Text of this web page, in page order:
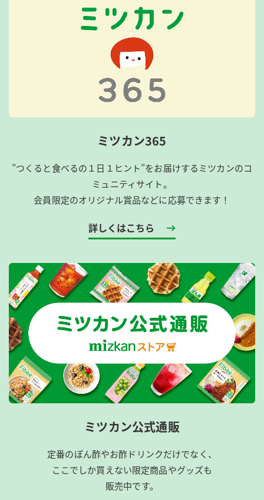
ミツカン365
”つくると食べるの１日１ヒント”をお届けするミツカンのコ
ミュニティサイト。
会員限定のオリジナル賞品などに応募できます！
詳しくはこちら
ミツカン公式通販
定番のぽん酢やお酢ドリンクだけでなく、
ここでしか買えない限定商品やグッズも
販売中です。